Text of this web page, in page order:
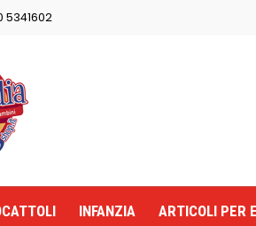
5341602
INFANZIA ARTICOLI PER